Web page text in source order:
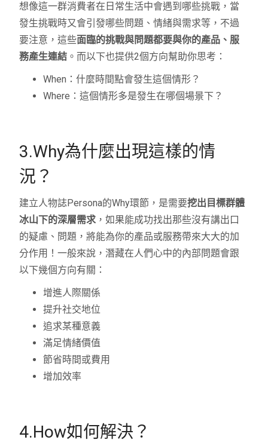
想像這一群消費者在日常生活中會遇到哪些挑戰，當
發生挑戰時又會引發哪些問題、情緒與需求等，不過
要注意，這些面臨的挑戰與問題都要與你的產品、服
務產生連結 。而以下也提供2個方向幫助你思考：
When：什麼時間點會發生這個情形？
Where：這個情形多是發生在哪個場景下？
3.Why為什麼出現這樣的情
況？
建立人物誌Persona的Why環節，是需要挖出目標群體
冰山下的深層需求 ，如果能成功找出那些沒有講出口
的疑慮、問題，將能為你的產品或服務帶來大大的加
分作用！一般來說，潛藏在人們心中的內部問題會跟
以下幾個方向有關：
增進人際關係
提升社交地位
追求某種意義
滿足情緒價值
節省時間或費用
增加效率
4.How如何解決？